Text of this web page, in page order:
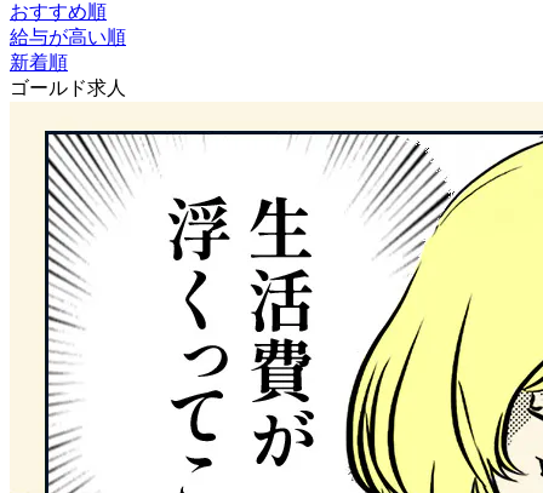
おすすめ順
給与が高い順
新着順
ゴールド求人